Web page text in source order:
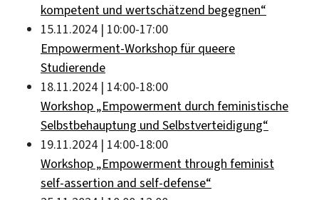
kompetent und wertschätzend begegnen“
15.11.2024 | 10:00-17:00
Empowerment-Workshop für queere
Studierende
18.11.2024 | 14:00-18:00
Workshop „Empowerment durch feministische
Selbstbehauptung und Selbstverteidigung“
19.11.2024 | 14:00-18:00
Workshop „Empowerment through feminist
self-assertion and self-defense“